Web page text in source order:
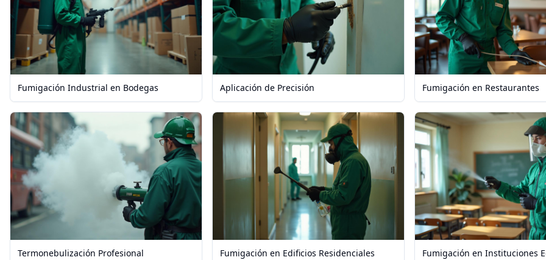
Fumigación Industrial en Bodegas Aplicación de Precisión Fumigación en Restaurantes
Termonebulización Profesional Fumigación en Edificios Residenciales Fumigación en Instituciones